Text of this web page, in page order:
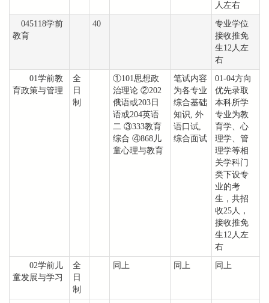
人左右
045118学前
教育
40
专业学位
接收推免
生12人左
右
01学前教
育政策与管理
全
日
制
①101思想政
治理论 ②202
俄语或203日
语或204英语
二 ③333教育
综合 ④868儿
童心理与教育
笔试内容
为各专业
综合基础
知识, 外
语口试,
综合面试
01-04方向
优先录取
本科所学
专业为教
育学、心
理学、管
理学等相
关学科门
类下设专
业的考
生，共招
收25人，
接收推免
生12人左
右
02学前儿
童发展与学习
全
日
制
同上 同上 同上